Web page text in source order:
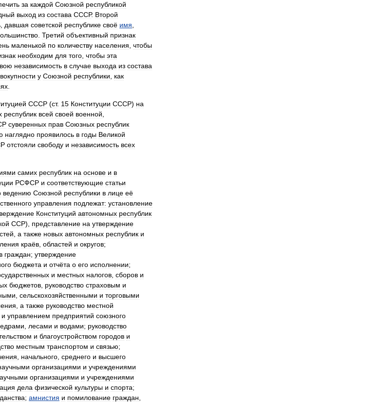
за каждой Союзной республикой
выход из состава СССР. Второй
давшая советской республике своё имя
Третий объективный признак
маленькой по количеству населения чтобы
необходим для того чтобы эта
независимость в случае выхода из состава
у Союзной республики
как
СССР (ст. 15 Конституции СССР) на
республик всей своей военной
суверенных прав Союзных республик
наглядно проявилось в годы Великой
отстояли свободу и независимость всех
самих республик на основе и в
РСФСР и соответствующие статьи
ведению Союзной республики в лице её
управления подлежат: установление
Конституций автономных республик
ССР), представление на утверждение
а также новых автономных республик и
краёв областей и округов;
граждан; утверждение
бюджета и отчёта о его исполнении;
и местных налогов сборов и
бюджетов руководство страховым и
сельскохозяйственными и торговыми
а также руководство местной
и управлением предприятий союзного
лесами и водами; руководство
и благоустройством городов и
местным транспортом и связью;
начального среднего и высшего
организациями и учреждениями
организациями и учреждениями
дела физической культуры и спорта;
; амнистия и помилование граждан